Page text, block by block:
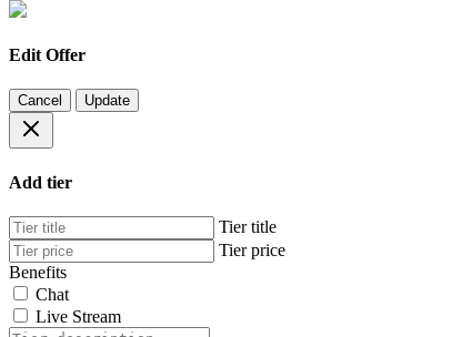
Edit Offer
Cancel Update
Add tier
Tier title
Tier price
Benefits
Chat
Live Stream